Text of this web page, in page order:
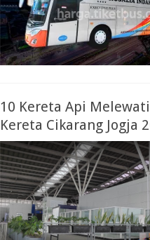
10 Kereta Api
Kereta Cikarang Jogja